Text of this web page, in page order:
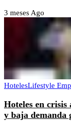
3 meses Ago
HotelesLifestyle
Hoteles en crisis
y baja demanda